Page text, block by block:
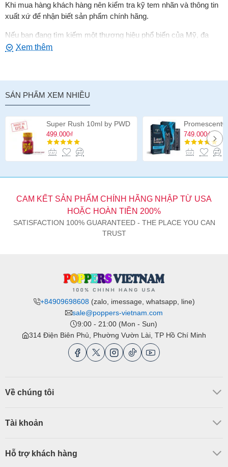
Khi mua hàng khách hàng nên kiểm tra kỹ tem nhãn và thông tin
xuất xứ để nhận biết sản phẩm chính hãng.
Nếu bạn đang tìm kiếm một thương hiệu phổ biến của Mỹ, đa
dạng phiên bản và được cộng đồng người dùng biết đến rộng rãi,
SẢN PHẨM XEM NHIỀU
Super Rush 10ml by PWD
499.000₫ 749.000₫
CAM KẾT SẢN PHẨM CHÍNH HÃNG NHẬP TỪ USA
HOẶC HOÀN TIỀN 200%
SATISFACTION 100% GUARANTEED - THE PLACE YOU CAN
TRUST
+84909698608(zalo, imessage, whatsapp, line)
sale@poppers-vietnam.com
9:00 - 21:00 (Mon - Sun)
314 Điện Biên Phủ, Phường Vườn Lài, TP Hồ Chí Minh
Về chúng tôi
Tài khoản
Hỗ trợ khách hàng